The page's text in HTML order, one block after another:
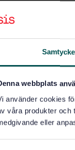
Samtycke
webbplats
använder cookies
våra produkter och
eller
pressure